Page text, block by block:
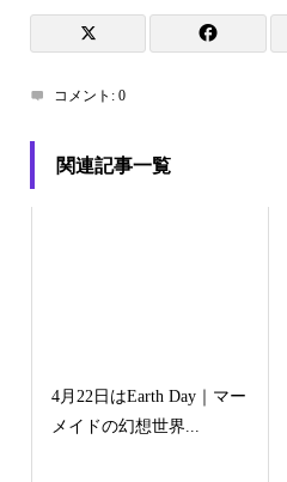
コメント: 0
関連記事一覧
4月22日はEarth Day｜マー
メイドの幻想世界...